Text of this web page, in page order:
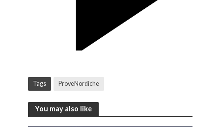
Tags ProveNordiche
You may also like